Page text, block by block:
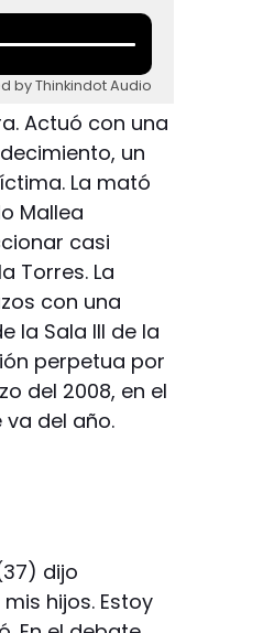
by Thinkindot Audio
Actuó con una
un
La mató
Mallea
casi
Torres. La
con una
la Sala III de la
perpetua por
del 2008, en el
va del año.
dijo
hijos. Estoy